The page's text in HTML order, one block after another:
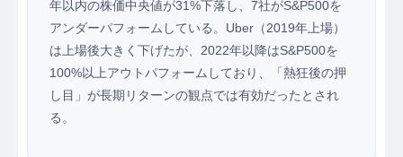
年以内の株価中央値が31%下落し、7社がS&P500を
アンダーパフォームしている。Uber（2019年上場）
は上場後大きく下げたが、2022年以降はS&P500を
100%以上アウトパフォームしており、「熱狂後の押
し目」が長期リターンの観点では有効だったとされ
る。